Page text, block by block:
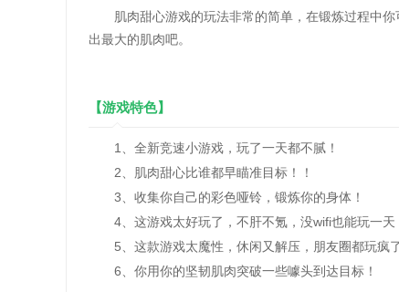
肌肉甜心游戏的玩法非常的简单，在锻炼过程中你
出最大的肌肉吧。
【游戏特色】
1、全新竞速小游戏，玩了一天都不腻！
2、肌肉甜心比谁都早瞄准目标！！
3、收集你自己的彩色哑铃，锻炼你的身体！
4、这游戏太好玩了，不肝不氪，没wifi也能玩一天
5、这款游戏太魔性，休闲又解压，朋友圈都玩疯了
6、你用你的坚韧肌肉突破一些噱头到达目标！